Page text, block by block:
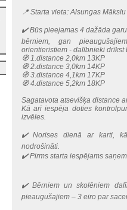
📍 Starta vieta: Alsungas
✔️ Būs pieejamas 4 dažāda
bērniem, gan
orientieristiem - dalībnieki
🧭 1.distance 2,0km 13KP
🧭 2.distance 3,0km 14KP
🧭 3.distance 4,1km 17KP
🧭 4.distance 5,2km 18KP
Sagatavota atsevišķa distance
Kā arī iespēja doties
izvēles.
✔️ Norises dienā ar karti,
nodrošināti.
✔️ Pirms starta iespējams
✔️ Bērniem un skolēniem
pieaugušajiem – 3 eiro par